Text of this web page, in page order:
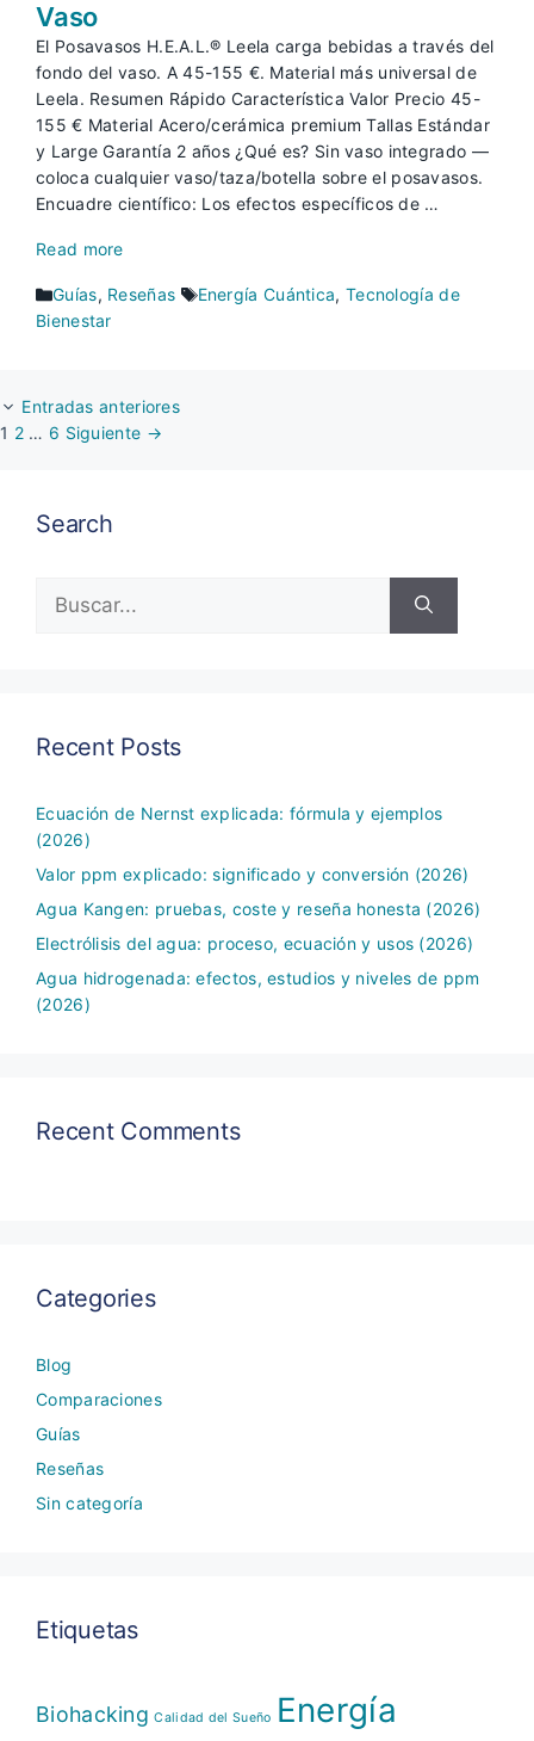
Vaso
El Posavasos H.E.A.L.® Leela carga bebidas a través del
fondo del vaso. A 45-155 €. Material más universal de
Leela. Resumen Rápido Característica Valor Precio 45-
155 € Material Acero/cerámica premium Tallas Estándar
y Large Garantía 2 años ¿Qué es? Sin vaso integrado —
coloca cualquier vaso/taza/botella sobre el posavasos.
Encuadre científico: Los efectos específicos de …
Read more
Categorías
Guías, Reseñas Etiquetas
Energía Cuántica, Tecnología de
Bienestar
Entradas anteriores
Página
1 Página
2 … Página
6 Siguiente →
Search
Recent Posts
Ecuación de Nernst explicada: fórmula y ejemplos
(2026)
Valor ppm explicado: significado y conversión (2026)
Agua Kangen: pruebas, coste y reseña honesta (2026)
Electrólisis del agua: proceso, ecuación y usos (2026)
Agua hidrogenada: efectos, estudios y niveles de ppm
(2026)
Recent Comments
Categories
Blog
Comparaciones
Guías
Reseñas
Sin categoría
Etiquetas
Biohacking Calidad del Sueño Energía